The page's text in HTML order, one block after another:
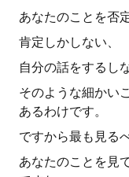
あなたのことを否
肯定しかしない、
自分の話をするし
そのような細かい
あるわけです。
ですから最も見る
あなたのことを見